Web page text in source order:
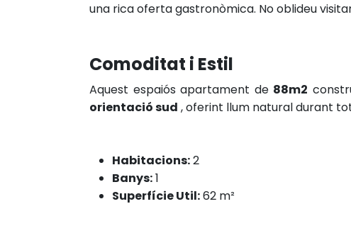
una rica oferta gastronòmica. No oblideu
Comoditat i Estil
Aquest espaiós apartament de 88m2
orientació sud , oferint llum natural durant
Habitacions:2
Banys:1
Superfície Util:62 m²